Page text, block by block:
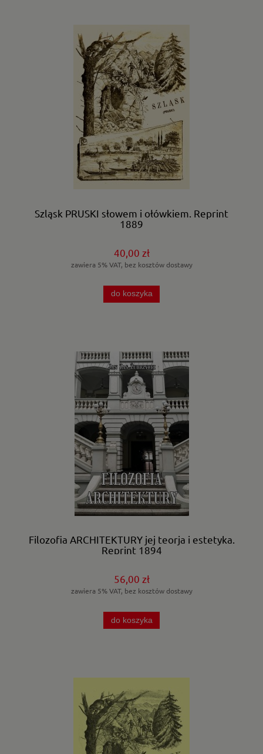
Szląsk PRUSKI słowem i ołówkiem. Reprint
1889
40,00 zł
zawiera 5% VAT, bez kosztów dostawy
do koszyka
Filozofia ARCHITEKTURY jej teorja i estetyka.
Reprint 1894
56,00 zł
zawiera 5% VAT, bez kosztów dostawy
do koszyka